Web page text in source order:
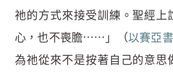
祂的方式來接受訓練。聖經上
心，也不喪膽⋯⋯」（以賽亞
為祂從來不是按著自己的意思